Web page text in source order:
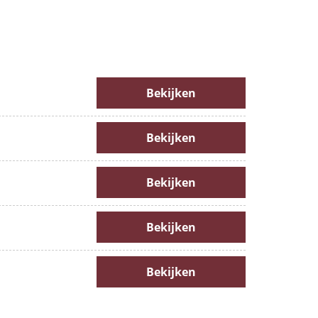
Bekijken
Bekijken
Bekijken
Bekijken
Bekijken